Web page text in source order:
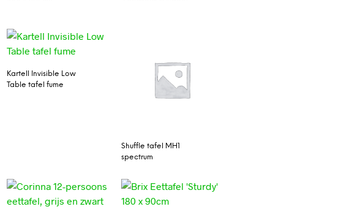
Kartell Invisible Low
Table tafel fume
Shuffle tafel MH1
spectrum